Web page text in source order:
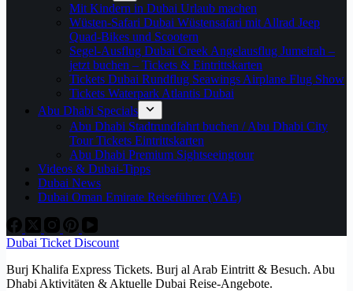
Mit Kindern in Dubai Urlaub machen
Wüsten-Safari Dubai Wüstensafari mit Allrad Jeep
Quad-Bikes und Scootern
Segel-Ausflug Dubai Creek Angelausflug Jumeirah –
jetzt buchen – Tickets & Eintrittskarten
Tickets Dubai Rundflug Seawings Airplane Flug Show
Tickets Waterpark Atlantis Dubai
Abu Dhabi Specials
Abu Dhabi Stadtrundfahrt buchen / Abu Dhabi City
Tour Tickets Eintrittskarten
Abu Dhabi Premium Sightseeingtour
Videos & Dubai-Tipps
Dubai News
Dubai Oman Emirate Reiseführer (VAE)
Dubai Ticket Discount
Burj Khalifa Express Tickets. Burj al Arab Eintritt & Besuch. Abu
Dhabi Aktivitäten & Aktuelle Dubai Reise-Angebote.